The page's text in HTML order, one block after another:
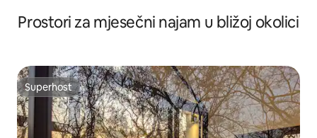
Prostori za mjesečni najam u bližoj okolici
Superhost
Superhost